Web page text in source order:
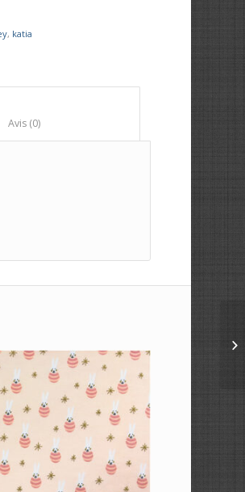
, katia